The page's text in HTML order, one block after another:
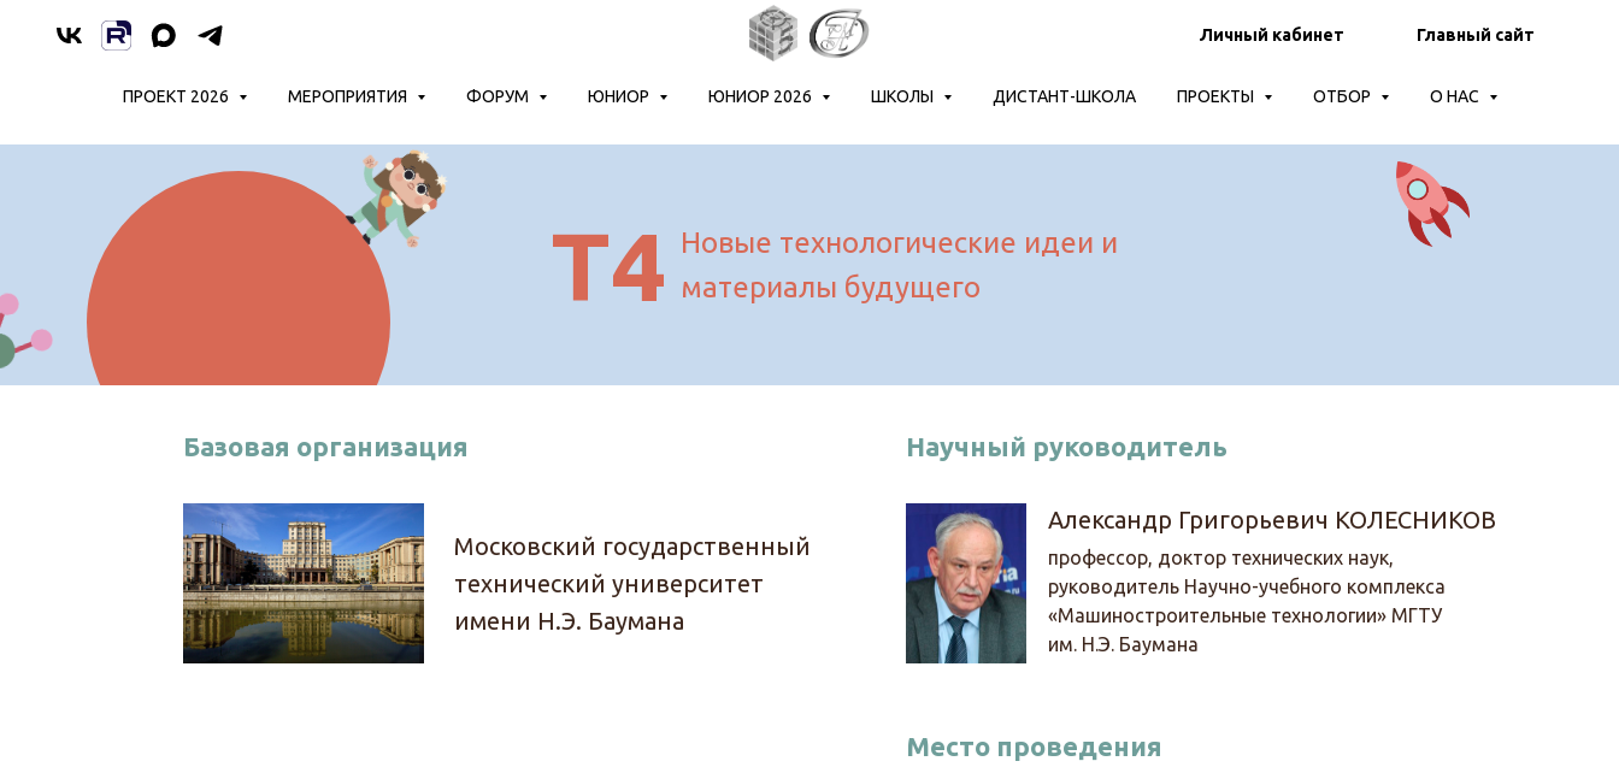
Личный кабинет Главный сайт
ПРОЕКТ 2026 МЕРОПРИЯТИЯ ФОРУМ ЮНИОР ЮНИОР 2026 ШКОЛЫ ДИСТАНТ-ШКОЛА ПРОЕКТЫ ОТБОР О НАС
Новые технологические идеи и
материалы будущего
Т4
Базовая организация
Московский государственный
технический университет
имени Н.Э. Баумана
Научный руководитель
Александр Григорьевич КОЛЕСНИКОВ
профессор, доктор технических наук,
руководитель Научно-учебного комплекса
«Машиностроительные технологии» МГТУ
им. Н.Э. Баумана
Место проведения